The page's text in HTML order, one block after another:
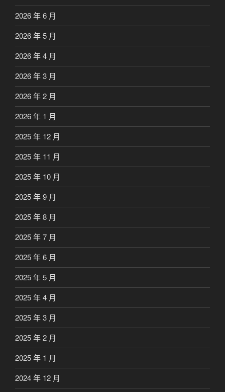
2026 年 6 月
2026 年 5 月
2026 年 4 月
2026 年 3 月
2026 年 2 月
2026 年 1 月
2025 年 12 月
2025 年 11 月
2025 年 10 月
2025 年 9 月
2025 年 8 月
2025 年 7 月
2025 年 6 月
2025 年 5 月
2025 年 4 月
2025 年 3 月
2025 年 2 月
2025 年 1 月
2024 年 12 月